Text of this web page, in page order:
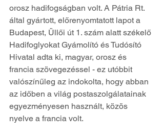
orosz hadifogságban volt. A Pátria Rt.
által gyártott, előrenyomtatott lapot a
Budapest, Üllői út 1. szám alatt székelő
Hadifoglyokat Gyámolító és Tudósító
Hivatal adta ki, magyar, orosz és
francia szövegezéssel - ez utóbbit
valószínűleg az indokolta, hogy abban
az időben a világ postaszolgálatainak
egyezményesen használt, közös
nyelve a francia volt.